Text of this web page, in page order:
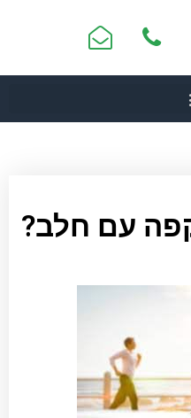
עם חלב?